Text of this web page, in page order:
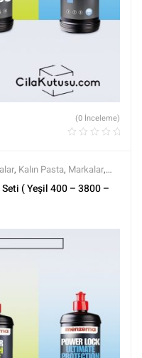
(0 İnceleme)
, Kalın Pasta, Markalar,
Setler,Setler,Tüm Ürünler,
( Yeşil 400 – 3800 –